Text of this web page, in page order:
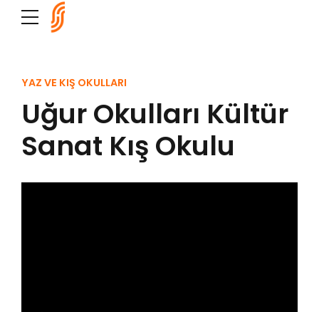
YAZ VE KIŞ OKULLARI
Uğur Okulları Kültür
Sanat Kış Okulu